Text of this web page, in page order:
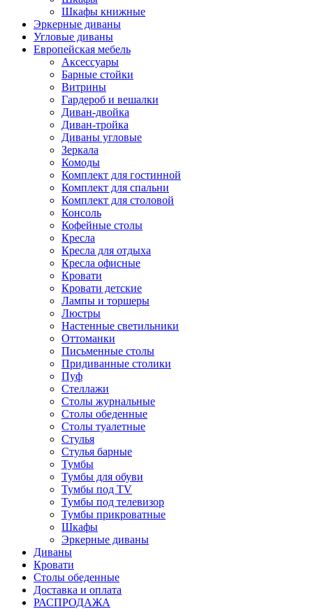
Шкафы книжные
Эркерные диваны
Угловые диваны
Европейская мебель
Аксессуары
Барные стойки
Витрины
Гардероб и вешалки
Диван-двойка
Диван-тройка
Диваны угловые
Зеркала
Комоды
Комплект для гостинной
Комплект для спальни
Комплект для столовой
Консоль
Кофейные столы
Кресла
Кресла для отдыха
Кресла офисные
Кровати
Кровати детские
Лампы и торшеры
Люстры
Настенные светильники
Оттоманки
Письменные столы
Придиванные столики
Пуф
Стеллажи
Столы журнальные
Столы обеденные
Столы туалетные
Стулья
Стулья барные
Тумбы
Тумбы для обуви
Тумбы под TV
Тумбы под телевизор
Тумбы прикроватные
Шкафы
Эркерные диваны
Диваны
Кровати
Столы обеденные
Доставка и оплата
РАСПРОДАЖА